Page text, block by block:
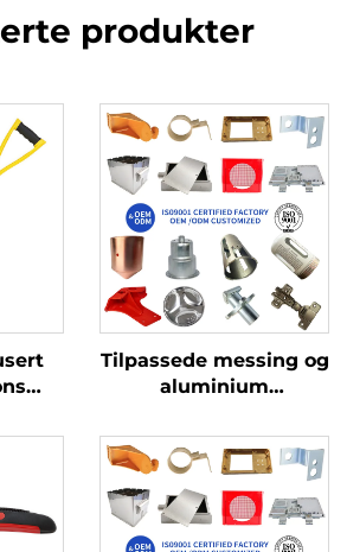
produkter
Tilpassede messing og
aluminium
platearbeid for
dypstansede deler